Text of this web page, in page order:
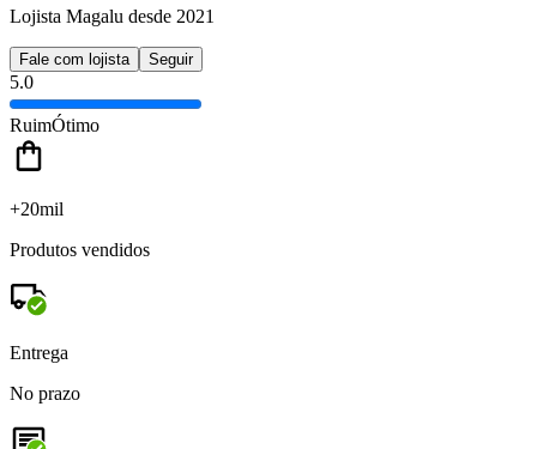
Lojista Magalu desde 2021
Fale com lojista Seguir
5.0
RuimÓtimo
+20mil
Produtos vendidos
Entrega
No prazo